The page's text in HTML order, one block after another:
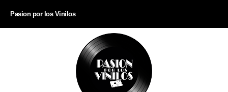
Pasion por los Vinilos